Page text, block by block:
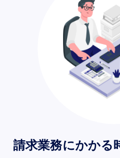
請求業務にかかる